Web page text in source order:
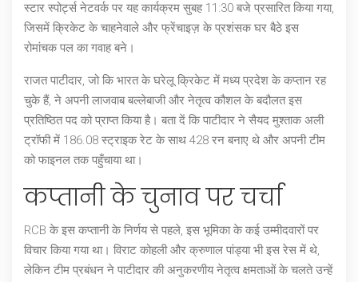
स्टार स्पोर्ट्स नेटवर्क पर यह कार्यक्रम सुबह 11:30 बजे प्रसारित किया गया,
जिसमें क्रिकेट के चाहनेवाले और फ्रेंचाइज़ के प्रशंसक घर बैठे इस
रोमांचक पल का गवाह बने।
राजत पाटीदार, जो कि भारत के घरेलू क्रिकेट में मध्य प्रदेश के कप्तान रह
चुके हैं, ने अपनी लाजवाब बल्लेबाजी और नेतृत्व कौशल के बदौलत इस
प्रतिष्ठित पद को प्राप्त किया है। बता दें कि पाटीदार ने सैयद मुश्ताक अली
ट्रॉफी में 186.08 स्ट्राइक रेट के साथ 428 रन बनाए थे और अपनी टीम
को फाइनल तक पहुँचाया था।
कप्तानी के चुनाव पर चर्चा
RCB के इस कप्तानी के निर्णय से पहले, इस भूमिका के कई उम्मीदवारों पर
विचार किया गया था। विराट कोहली और क्रुणाल पांड्या भी इस रेस में थे,
लेकिन टीम प्रबंधन ने पाटीदार की अनुकरणीय नेतृत्व क्षमताओं के चलते उन्हें